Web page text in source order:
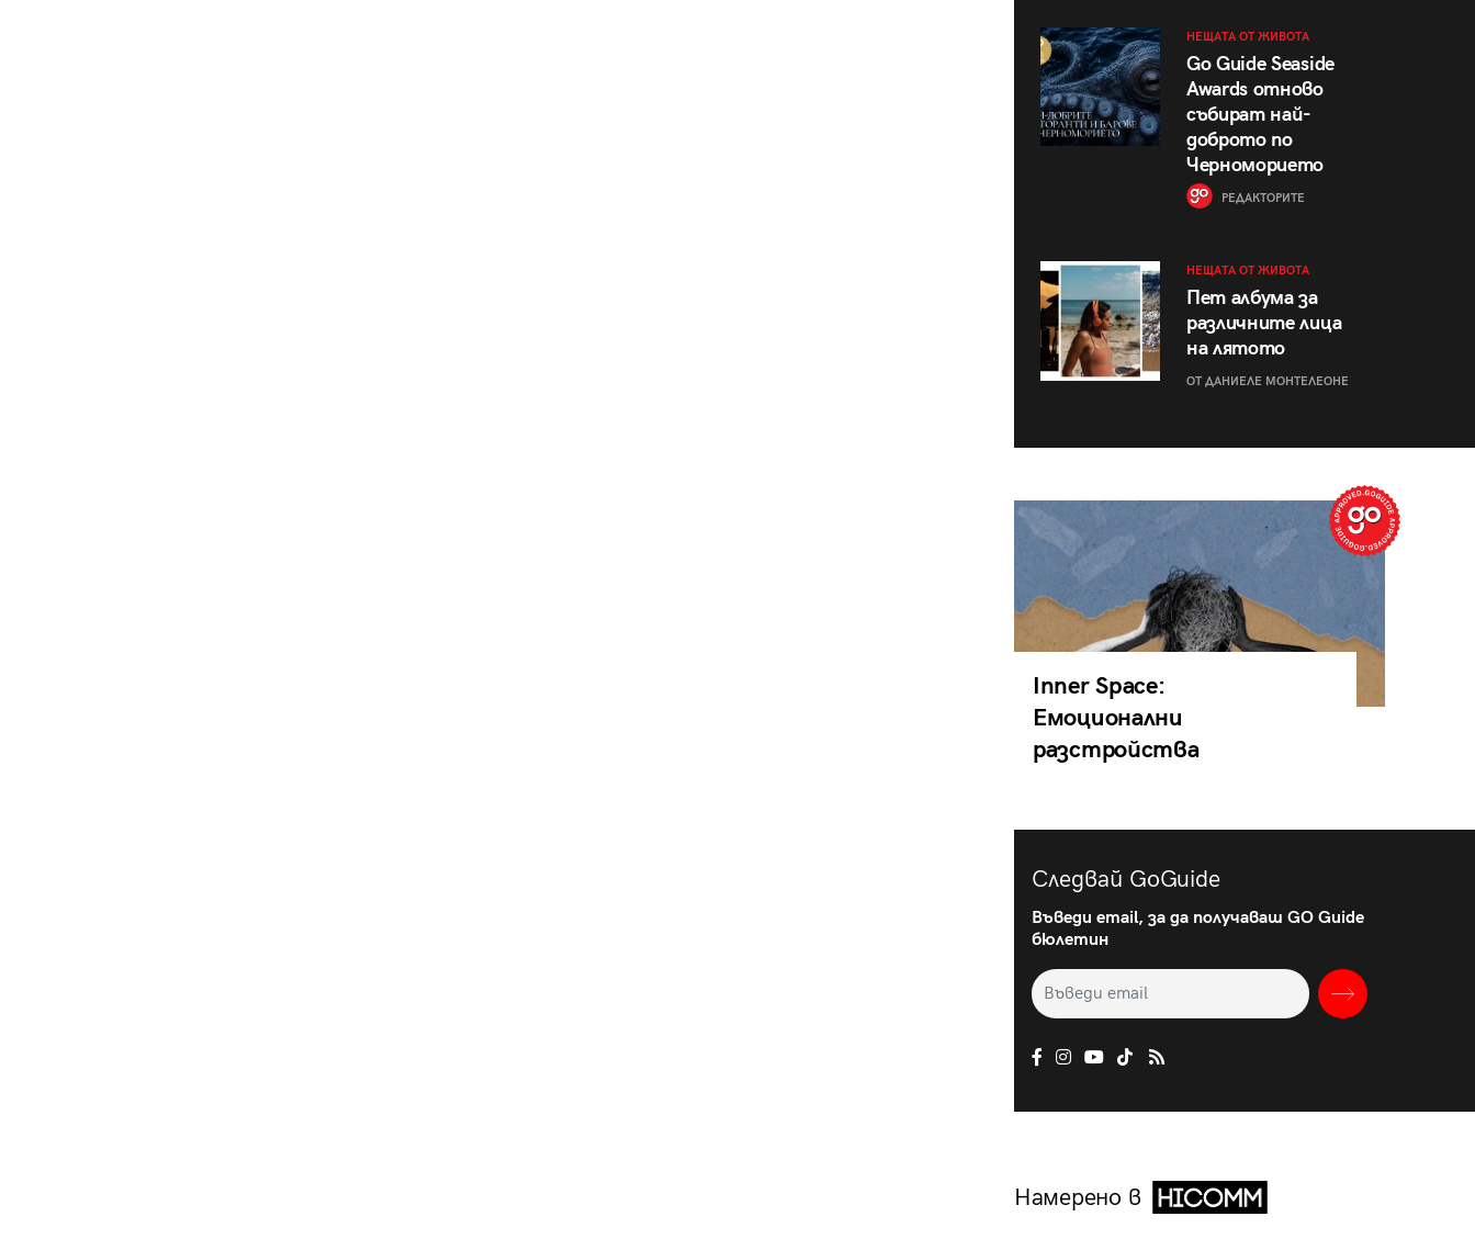
НЕЩАТА ОТ ЖИВОТА
Go Guide Seaside
Awards отново
събират най-
доброто по
Черноморието
РЕДАКТОРИТЕ
НЕЩАТА ОТ ЖИВОТА
Пет албума за
различните лица
на лятото
ОТ ДАНИЕЛЕ МОНТЕЛЕОНЕ
Inner Space:
Емоционални
разстройства
Следвай GoGuide
Въведи email, за да получаваш GO Guide
бюлетин
Намерено в